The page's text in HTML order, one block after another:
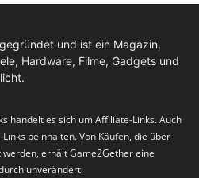
und ist ein Magazin,
Hardware, Filme, Gadgets und
handelt es sich um Affiliate-Links. Auch
beinhalten. Von Käufen, die über
erhält Game2Gether eine
unverändert.